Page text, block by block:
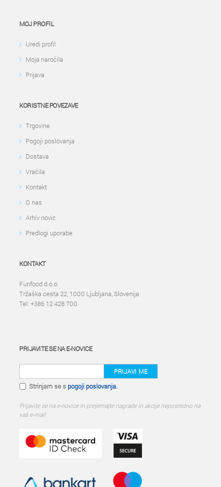
MOJ PROFIL
Uredi profil
Moja naročila
Prijava
KORISTNE POVEZAVE
Trgovine
Pogoji poslovanja
Dostava
Vračila
Kontakt
O nas
Arhiv novic
Predlogi uporabe
KONTAKT
Funfood d.o.o.
Tržaška cesta 22, 1000 Ljubljana, Slovenija
Tel: +386 12 428 700
PRIJAVITE SE NA E-NOVICE
PRIJAVI ME
Strinjam se s pogoji poslovanja.
Prijavite se na e-novice in prejemajte nagrade in akcije neposredno na
vaš e-mail.